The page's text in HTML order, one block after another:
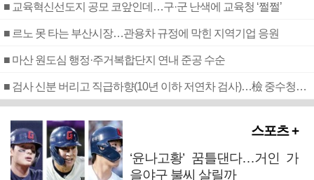
■ 교육혁신선도지 공모 코앞인데…구·군 난색에 교육청 ‘쩔쩔’
■ 르노 못 타는 부산시장…관용차 규정에 막힌 지역기업 응원
■ 마산 원도심 행정·주거복합단지 연내 준공 수순
■ 검사 신분 버리고 직급하향(10년 이하 저연차 검사)…檢 중수청행 기피
스포츠 +
‘윤나고황’ 꿈틀댄다…거인 가
을야구 불씨 살릴까